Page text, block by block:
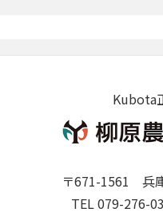
Kubota
〒671-1561 兵
TEL 079-276-